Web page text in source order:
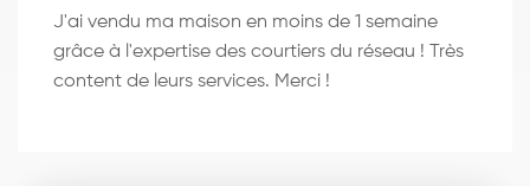
J'ai vendu ma maison en moins de 1 semaine
grâce à l'expertise des courtiers du réseau ! Très
content de leurs services. Merci !